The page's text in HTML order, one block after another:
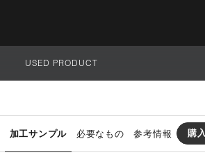
USED PRODUCT
加工サンプル 必要なもの 参考情報 購入